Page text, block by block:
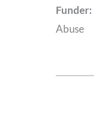
Funder:
Abuse